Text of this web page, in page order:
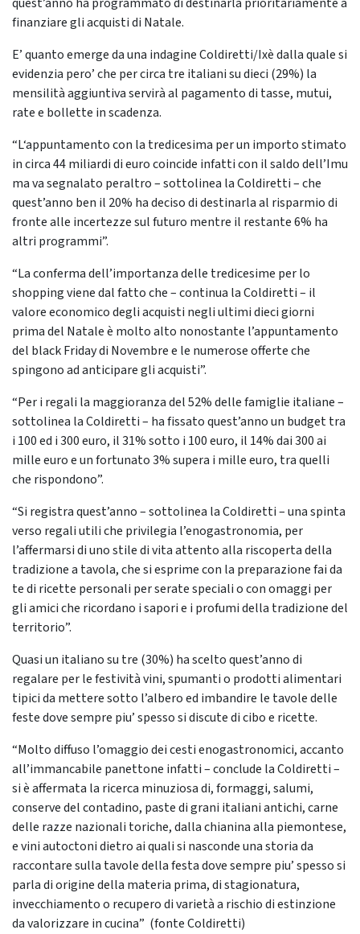
finanziare gli acquisti di Natale.
E’ quanto emerge da una indagine Coldiretti/Ixè dalla quale si
evidenzia pero’ che per circa tre italiani su dieci (29%) la
mensilità aggiuntiva servirà al pagamento di tasse, mutui,
rate e bollette in scadenza.
“L‘appuntamento con la tredicesima per un importo stimato
in circa 44 miliardi di euro coincide infatti con il saldo dell’Imu
ma va segnalato peraltro – sottolinea la Coldiretti – che
quest’anno ben il 20% ha deciso di destinarla al risparmio di
fronte alle incertezze sul futuro mentre il restante 6% ha
altri programmi”.
“La conferma dell’importanza delle tredicesime per lo
shopping viene dal fatto che – continua la Coldiretti – il
valore economico degli acquisti negli ultimi dieci giorni
prima del Natale è molto alto nonostante l’appuntamento
del black Friday di Novembre e le numerose offerte che
spingono ad anticipare gli acquisti”.
“Per i regali la maggioranza del 52% delle famiglie italiane –
sottolinea la Coldiretti – ha fissato quest’anno un budget tra
i 100 ed i 300 euro, il 31% sotto i 100 euro, il 14% dai 300 ai
mille euro e un fortunato 3% supera i mille euro, tra quelli
che rispondono”.
“Si registra quest’anno – sottolinea la Coldiretti – una spinta
verso regali utili che privilegia l’enogastronomia, per
l’affermarsi di uno stile di vita attento alla riscoperta della
tradizione a tavola, che si esprime con la preparazione fai da
te di ricette personali per serate speciali o con omaggi per
gli amici che ricordano i sapori e i profumi della tradizione del
territorio”.
Quasi un italiano su tre (30%) ha scelto quest’anno di
regalare per le festività vini, spumanti o prodotti alimentari
tipici da mettere sotto l’albero ed imbandire le tavole delle
feste dove sempre piu’ spesso si discute di cibo e ricette.
“Molto diffuso l’omaggio dei cesti enogastronomici, accanto
all’immancabile panettone infatti – conclude la Coldiretti –
si è affermata la ricerca minuziosa di, formaggi, salumi,
conserve del contadino, paste di grani italiani antichi, carne
delle razze nazionali toriche, dalla chianina alla piemontese,
e vini autoctoni dietro ai quali si nasconde una storia da
raccontare sulla tavole della festa dove sempre piu’ spesso si
parla di origine della materia prima, di stagionatura,
invecchiamento o recupero di varietà a rischio di estinzione
da valorizzare in cucina” (fonte Coldiretti)